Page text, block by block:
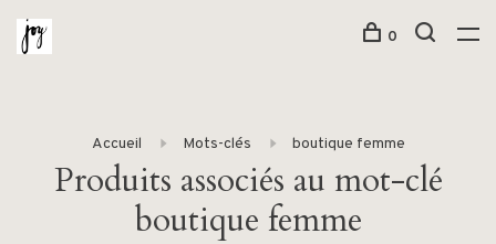
0
Accueil Mots-clés boutique femme
Produits associés au mot-clé
boutique femme